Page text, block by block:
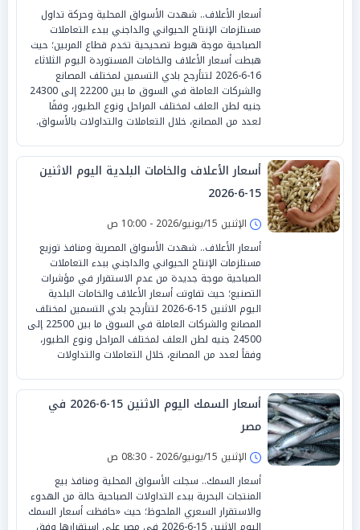
أسعار الأعلاف.. شهدت الأسواق المحلية وحركة تداول
مستلزمات الإنتاج الحيواني والداجني ببدء التعاملات
الصباحية موجة هبوط تصحيحية تخدم قطاع المربين؛ حيث
هبطت أسعار الأعلاف والخامات المستوردة اليوم الثلاثاء
16-6-2026 لتتأرجح بادي التسمين لمختلف المصانع
والشركات العاملة في السوق ما بين 22200 إلى 24300
جنيه لطن العلف لمختلف المراحل ونوع الطيور، وفقًا
لعدد من المصانع، خلال التعاملات والتداولات بالأسواق.
أسعار الأعلاف والخامات البلدية اليوم الاثنين
15-6-2026
الإثنين 15/يونيو/2026 - 10:00 ص
أسعار الأعلاف.. شهدت الأسواق المصرية ومنافذ توزيع
مستلزمات الإنتاج الحيواني والداجني ببدء التعاملات
الصباحية موجة جديدة من عدم الاستقرار في مؤشرات
التصنيع؛ حيث تفاوتت أسعار الأعلاف والخامات البلدية
اليوم الاثنين 15-6-2026 لتتأرجح بادي التسمين لمختلف
المصانع والشركات العاملة في السوق ما بين 22500 إلى
24500 جنيه لطن العلف لمختلف المراحل ونوع الطيور،
وفقاً لعدد من المصانع، خلال التعاملات والتداولات
أسعار السمك اليوم الاثنين 15-6-2026 في
مصر
الإثنين 15/يونيو/2026 - 08:30 ص
أسعار السمك.. سجلت الأسواق المحلية ومنافذ بيع
المنتجات البحرية ببدء التداولات الصباحية حالة من الهدوء
والاستقرار السعري الملحوظ؛ حيث «حافظت أسعار السمك